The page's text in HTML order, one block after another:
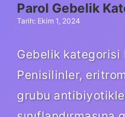
Parol Gebelik
Tarih: Ekim 1, 2024
Gebelik kategorisi
Penisilinler,
grubu